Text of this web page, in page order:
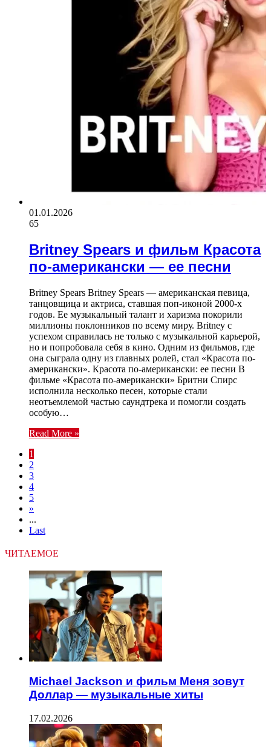
01.01.2026
65
Britney Spears и фильм Красота
по-американски — ее песни
Britney Spears Britney Spears — американская певица,
танцовщица и актриса, ставшая поп-иконой 2000-х
годов. Ее музыкальный талант и харизма покорили
миллионы поклонников по всему миру. Britney с
успехом справилась не только с музыкальной карьерой,
но и попробовала себя в кино. Одним из фильмов, где
она сыграла одну из главных ролей, стал «Красота по-
американски». Красота по-американски: ее песни В
фильме «Красота по-американски» Бритни Спирс
исполнила несколько песен, которые стали
неотъемлемой частью саундтрека и помогли создать
особую…
Read More »
1
2
3
4
5
»
...
Last
ЧИТАЕМОЕ
Michael Jackson и фильм Меня зовут
Доллар — музыкальные хиты
17.02.2026